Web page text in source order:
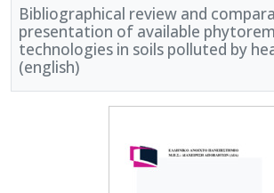
Bibliographical review and
presentation of available
technologies in soils polluted by
(english)